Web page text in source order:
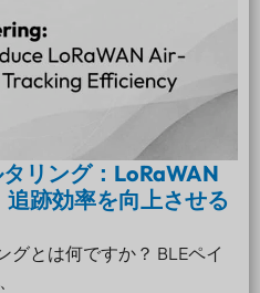
リング：LoRaWAN
跡効率を向上させる
グとは何ですか？ BLEペイ